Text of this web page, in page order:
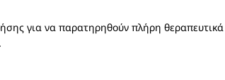
για να παρατηρηθούν πλήρη θεραπευτικά